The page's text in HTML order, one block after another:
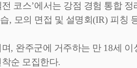
코스’에서는 강점 경험 통합 정
, 모의 면접 및 설명회(IR) 피칭
, 완주군에 거주하는 만 18세 이
순 모집한다.